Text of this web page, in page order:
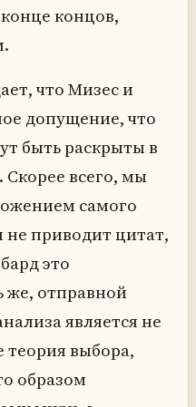
концов,
что Мизес и
допущение, что
быть раскрыты в
Скорее всего, мы
самого
не приводит цитат,
это
же, отправной
является не
теория выбора,
образом